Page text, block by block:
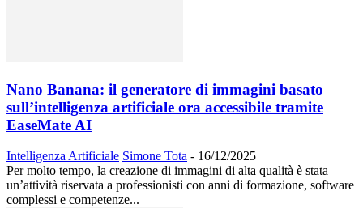
Nano Banana: il generatore di immagini basato
sull’intelligenza artificiale ora accessibile tramite
EaseMate AI
Intelligenza Artificiale Simone Tota - 16/12/2025
Per molto tempo, la creazione di immagini di alta qualità è stata
un’attività riservata a professionisti con anni di formazione, software
complessi e competenze...